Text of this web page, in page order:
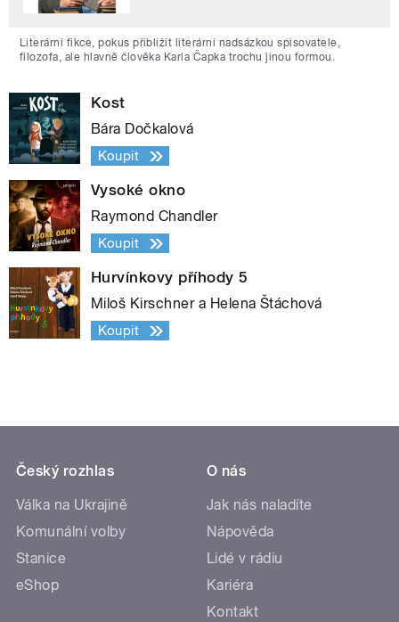
Literární fikce, pokus přiblížit literární nadsázkou spisovatele,
filozofa, ale hlavně člověka Karla Čapka trochu jinou formou.
Kost
Bára Dočkalová
Koupit
Vysoké okno
Raymond Chandler
Koupit
Hurvínkovy příhody 5
Miloš Kirschner a Helena Štáchová
Koupit
Český rozhlas
Válka na Ukrajině
Komunální volby
Stanice
eShop
O nás
Jak nás naladíte
Nápověda
Lidé v rádiu
Kariéra
Kontakt